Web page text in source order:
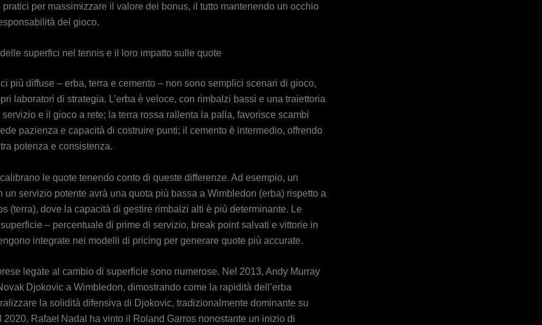
per massimizzare il valore dei bonus, il tutto mantenendo un occhio
del gioco.
superfici nel tennis e il loro impatto sulle quote
più diffuse – erba, terra e cemento – non sono semplici scenari di gioco,
laboratori di strategia. L’erba è veloce, con rimbalzi bassi e una traiettoria
e il gioco a rete; la terra rossa rallenta la palla, favorisce scambi
pazienza e capacità di costruire punti; il cemento è intermedio, offrendo
potenza e consistenza.
calibrano le quote tenendo conto di queste differenze. Ad esempio, un
un servizio potente avrà una quota più bassa a Wimbledon (erba) rispetto a
(terra), dove la capacità di gestire rimbalzi alti è più determinante. Le
– percentuale di prime di servizio, break point salvati e vittorie in
integrate nei modelli di pricing per generare quote più accurate.
legate al cambio di superficie sono numerose. Nel 2013, Andy Murray
Djokovic a Wimbledon, dimostrando come la rapidità dell’erba
la solidità difensiva di Djokovic, tradizionalmente dominante su
2020, Rafael Nadal ha vinto il Roland Garros nonostante un inizio di